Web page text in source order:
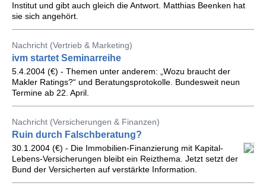
Institut und gibt auch gleich die Antwort. Matthias Beenken hat
sie sich angehört.
Nachricht (Vertrieb & Marketing)
ivm startet Seminarreihe
5.4.2004 (€) - Themen unter anderem: „Wozu braucht der
Makler Ratings?“ und Beratungsprotokolle. Bundesweit neun
Termine ab 22. April.
Nachricht (Versicherungen & Finanzen)
Ruin durch Falschberatung?
30.1.2004 (€) - Die Immobilien-Finanzierung mit Kapital-
Lebens-Versicherungen bleibt ein Reizthema. Jetzt setzt der
Bund der Versicherten auf verstärkte Information.